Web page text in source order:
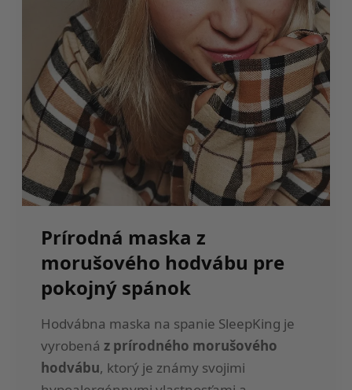
Prírodná maska z
morušového hodvábu pre
pokojný spánok
Hodvábna maska na spanie SleepKing je
vyrobená z prírodného morušového
hodvábu, ktorý je známy svojimi